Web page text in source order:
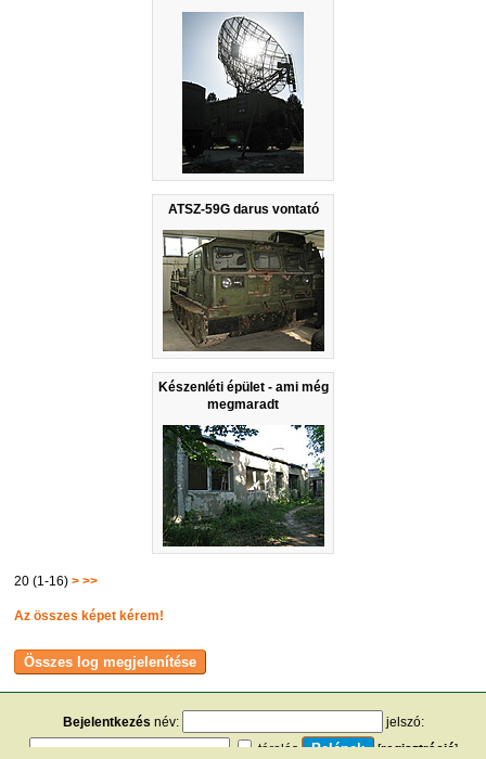
ATSZ-59G darus vontató
Készenléti épület - ami még
megmaradt
20 (1-16)> >>
Az összes képet kérem!
Bejelentkezés név:
jelszó:
tárolás
[regisztráció]